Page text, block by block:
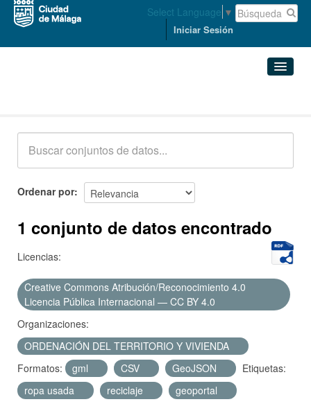
Select Language ▼
Iniciar Sesión
Acerca de
Ordenar por
1 conjunto de datos encontrado
Licencias:
Creative Commons Atribución/Reconocimiento 4.0
Licencia Pública Internacional — CC BY 4.0
Organizaciones:
ORDENACIÓN DEL TERRITORIO Y VIVIENDA
Formatos:
gml CSV GeoJSON
Etiquetas:
ropa usada
reciclaje geoportal